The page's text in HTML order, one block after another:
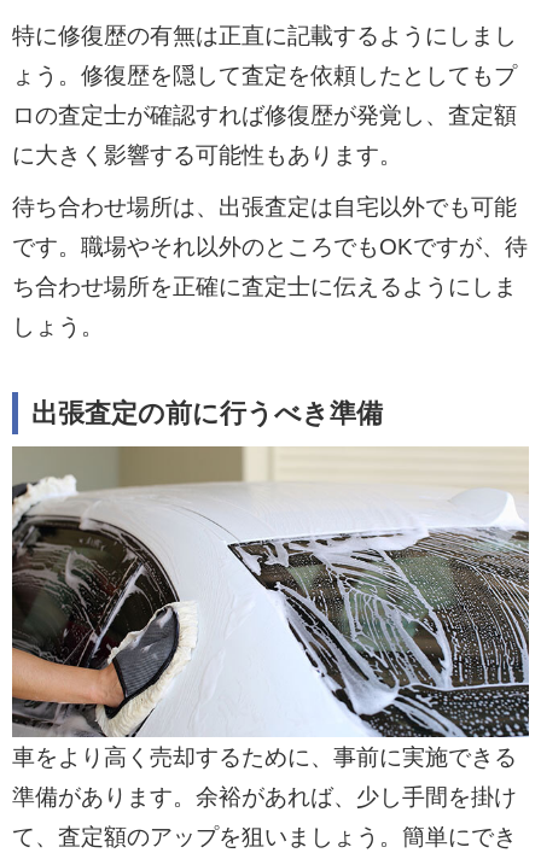
特に修復歴の有無は正直に記載するようにしまし
ょう。修復歴を隠して査定を依頼したとしてもプ
ロの査定士が確認すれば修復歴が発覚し、査定額
に大きく影響する可能性もあります。
待ち合わせ場所は、出張査定は自宅以外でも可能
です。職場やそれ以外のところでもOKですが、待
ち合わせ場所を正確に査定士に伝えるようにしま
しょう。
出張査定の前に行うべき準備
車をより高く売却するために、事前に実施できる
準備があります。余裕があれば、少し手間を掛け
て、査定額のアップを狙いましょう。簡単にでき